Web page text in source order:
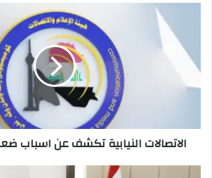
تكشف
عن
اسباب
الاتصالات النيابية تكشف عن اسباب